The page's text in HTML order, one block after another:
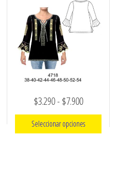
$3.290- $7.900Rango
de
precios:
Seleccionar opciones